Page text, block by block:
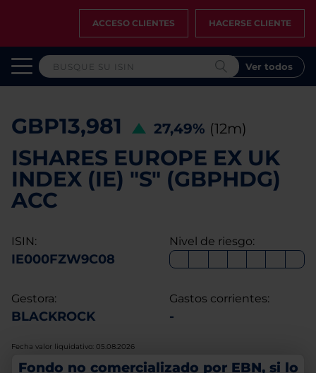
ACCESO CLIENTES HACERSE CLIENTE
Ver todos
GBP13,981 27,49% (12m)
ISHARES EUROPE EX UK
INDEX (IE) "S" (GBPHDG)
ACC
ISIN:
IE000FZW9C08
Nivel de riesgo:
Gestora:
BLACKROCK
Gastos corrientes:
-
Fecha valor liquidativo: 05.08.2026
Fondo no comercializado por EBN, si lo